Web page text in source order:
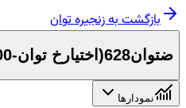
بازگشت به زنجیرهتوان
ضتوان628 ( اختیارخ توان-34000-14050629
نمودارها